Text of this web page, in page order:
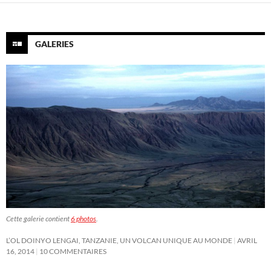
GALERIES
Cette galerie contient6 photos.
L’OL DOINYO LENGAI, TANZANIE, UN VOLCAN UNIQUE AU MONDE AVRIL
16, 2014 10 COMMENTAIRES